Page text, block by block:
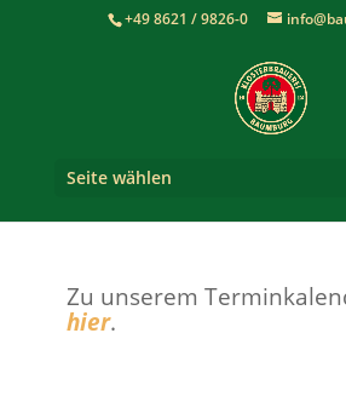
+49 8621 / 9826-0
Seite wählen
Zu unserem
hier.